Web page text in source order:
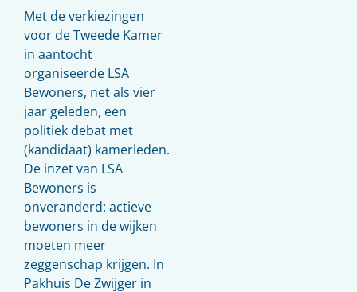
Met de verkiezingen
voor de Tweede Kamer
in aantocht
organiseerde LSA
Bewoners, net als vier
jaar geleden, een
politiek debat met
(kandidaat) kamerleden.
De inzet van LSA
Bewoners is
onveranderd: actieve
bewoners in de wijken
moeten meer
zeggenschap krijgen. In
Pakhuis De Zwijger in